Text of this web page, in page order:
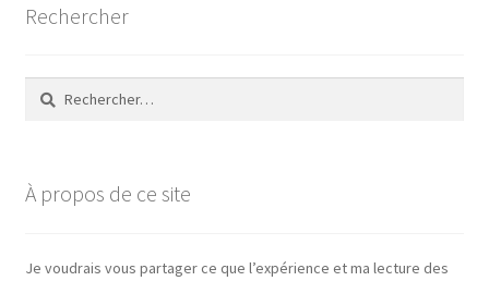
Rechercher
Rechercher :
À propos de ce site
Je voudrais vous partager ce que l’expérience et ma lecture des